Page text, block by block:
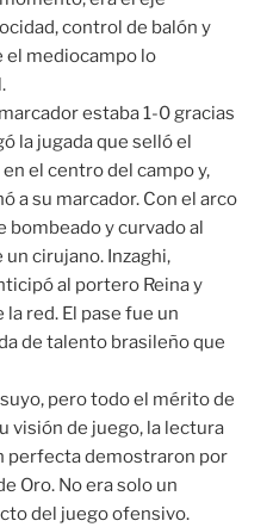
control de balón y
el mediocampo lo
estaba 1-0 gracias
la jugada que selló el
el centro del campo y,
a su marcador. Con el arco
bombeado y curvado al
cirujano. Inzaghi,
al portero Reina y
red. El pase fue un
de talento brasileño que
pero todo el mérito de
visión de juego, la lectura
perfecta demostraron por
Oro. No era solo un
del juego ofensivo.